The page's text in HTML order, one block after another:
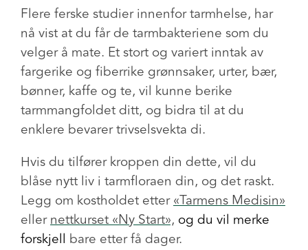
Flere ferske studier innenfor tarmhelse, har
nå vist at du får de tarmbakteriene som du
velger å mate. Et stort og variert inntak av
fargerike og fiberrike grønnsaker, urter, bær,
bønner, kaffe og te, vil kunne berike
tarmmangfoldet ditt, og bidra til at du
enklere bevarer trivselsvekta di.
Hvis du tilfører kroppen din dette, vil du
blåse nytt liv i tarmfloraen din, og det raskt.
Legg om kostholdet etter«Tarmens Medisin»
ellernettkurset«Ny Start», og du vil merke
forskjell bare etter få dager.